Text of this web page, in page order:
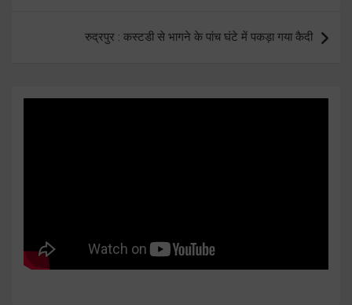
रुद्रपुर : कस्टडी से भागने के पांच घंटे में पकड़ा गया कैदी